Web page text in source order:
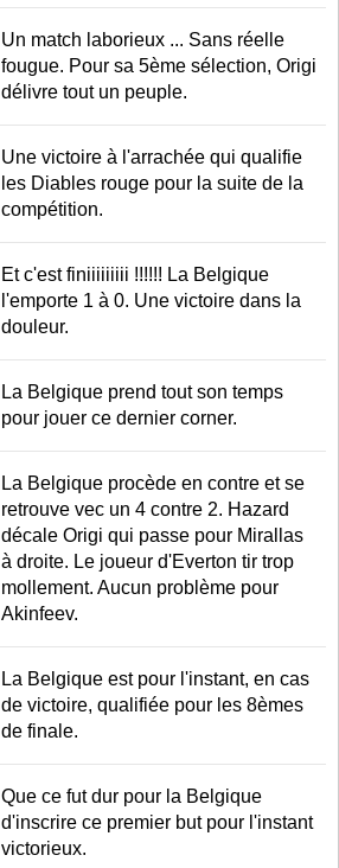
Un match laborieux ... Sans réelle
fougue. Pour sa 5ème sélection, Origi
délivre tout un peuple.
Une victoire à l'arrachée qui qualifie
les Diables rouge pour la suite de la
compétition.
Et c'est finiiiiiiiii !!!!!! La Belgique
l'emporte 1 à 0. Une victoire dans la
douleur.
La Belgique prend tout son temps
pour jouer ce dernier corner.
La Belgique procède en contre et se
retrouve vec un 4 contre 2. Hazard
décale Origi qui passe pour Mirallas
à droite. Le joueur d'Everton tir trop
mollement. Aucun problème pour
Akinfeev.
La Belgique est pour l'instant, en cas
de victoire, qualifiée pour les 8èmes
de finale.
Que ce fut dur pour la Belgique
d'inscrire ce premier but pour l'instant
victorieux.